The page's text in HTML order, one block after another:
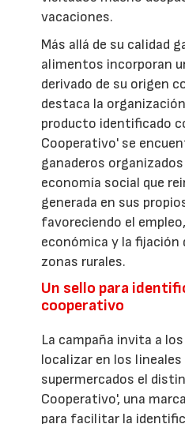
vacaciones.
Más allá de su calidad
alimentos incorporan
derivado de su origen
destaca la
producto identificado
Cooperativo' se
ganaderos
economía social que
generada en sus
favoreciendo el
económica y la fijación
zonas rurales.
Un sello para
cooperativo
La campaña invita a
localizar en los lineales
supermercados el
Cooperativo', una
para facilitar la